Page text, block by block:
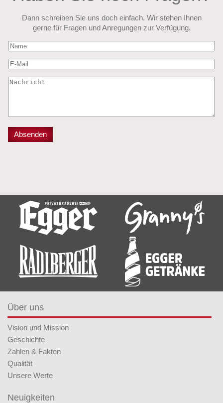
Dann schreiben Sie uns doch einfach. Wir stehen Ihnen
gerne für Fragen und Anregungen zur Verfügung.
Über uns
Vision und Mission
Geschichte
Zahlen & Fakten
Qualität
Unsere Werte
Neuigkeiten